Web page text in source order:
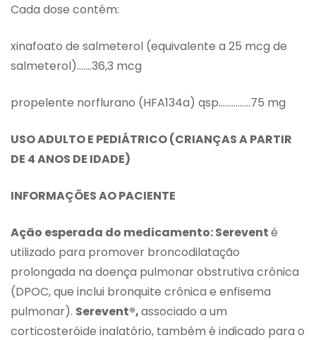
Cada dose contém:
xinafoato de salmeterol (equivalente a 25 mcg de
salmeterol)…….36,3 mcg
propelente norflurano (HFA134a) qsp……………75 mg
USO ADULTO E PEDIÁTRICO (CRIANÇAS A PARTIR
DE 4 ANOS DE IDADE)
INFORMAÇÕES AO PACIENTE
Ação esperada do medicamento: Sereventé
utilizado para promover broncodilatação
prolongada na doença pulmonar obstrutiva crônica
(DPOC, que inclui bronquite crônica e enfisema
pulmonar). Serevent®,associado a um
corticosteróide inalatório, também é indicado para o